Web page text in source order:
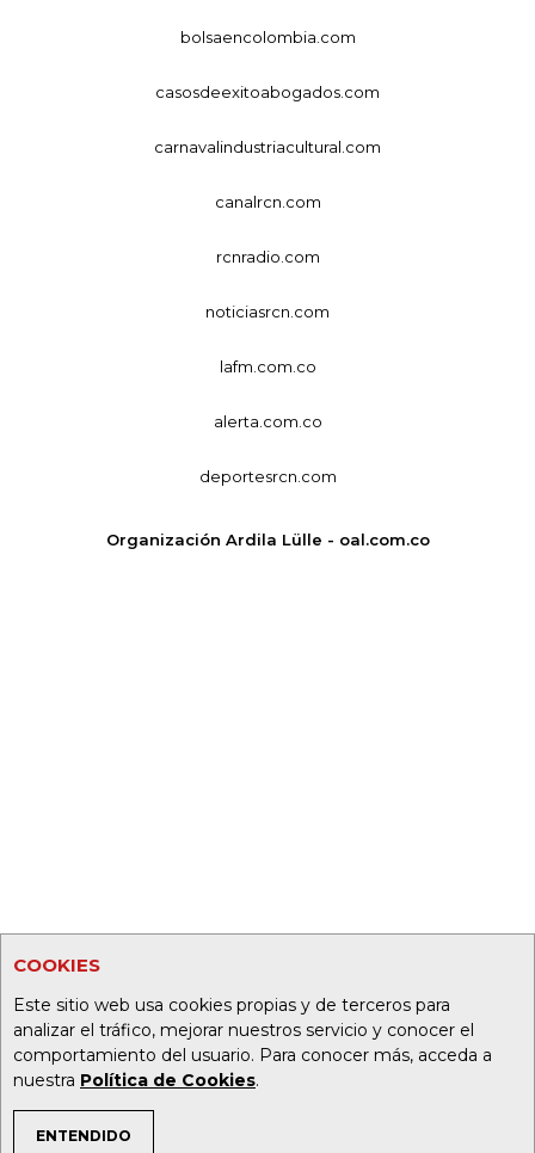
COOKIES
Este sitio web usa cookies propias y de terceros para
analizar el tráfico, mejorar nuestros servicio y conocer el
comportamiento del usuario. Para conocer más, acceda a
nuestra Política de Cookies.
ENTENDIDO
bolsaencolombia.com
casosdeexitoabogados.com
carnavalindustriacultural.com
canalrcn.com
rcnradio.com
noticiasrcn.com
lafm.com.co
alerta.com.co
deportesrcn.com
Organización Ardila Lülle - oal.com.co